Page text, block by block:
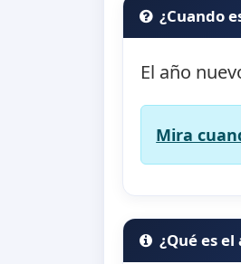
¿Cuando
El año
Mira
¿Qué es